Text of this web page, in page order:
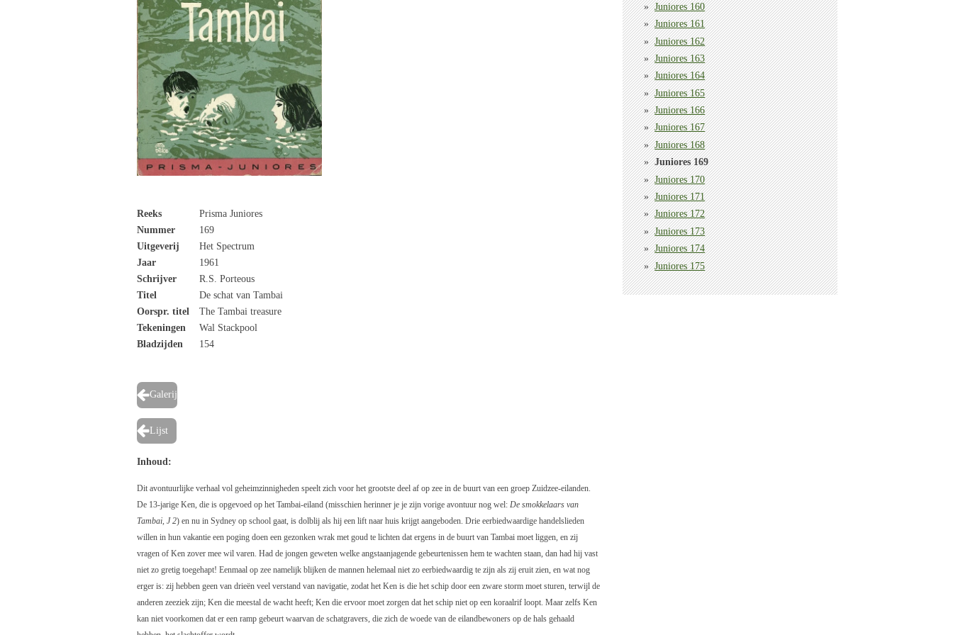
Reeks
Prisma Juniores
Nummer
169
Uitgeverij
Het Spectrum
Jaar
1961
Schrijver
R.S. Porteous
Titel
De schat van Tambai
Oorspr. titel
The Tambai treasure
Tekeningen
Wal Stackpool
Bladzijden
154
Galerij
Lijst
Inhoud:
Dit avontuurlijke verhaal vol geheimzinnigheden speelt zich voor het grootste deel af op zee in de buurt van een groep Zuidzee-eilanden.
De 13-jarige Ken, die is opgevoed op het Tambai-eiland (misschien herinner je je zijn vorige avontuur nog wel: De smokkelaars van
Tambai, J 2) en nu in Sydney op school gaat, is dolblij als hij een lift naar huis krijgt aangeboden. Drie eerbiedwaardige handelslieden
willen in hun vakantie een poging doen een gezonken wrak met goud te lichten dat ergens in de buurt van Tambai moet liggen, en zij
vragen of Ken zover mee wil varen. Had de jongen geweten welke angstaanjagende gebeurtenissen hem te wachten staan, dan had hij vast
niet zo gretig toegehapt! Eenmaal op zee namelijk blijken de mannen helemaal niet zo eerbiedwaardig te zijn als zij eruit zien, en wat nog
erger is: zij hebben geen van drieën veel verstand van navigatie, zodat het Ken is die het schip door een zware storm moet sturen, terwijl de
anderen zeeziek zijn; Ken die meestal de wacht heeft; Ken die ervoor moet zorgen dat het schip niet op een koraalrif loopt. Maar zelfs Ken
kan niet voorkomen dat er een ramp gebeurt waarvan de schatgravers, die zich de woede van de eilandbewoners op de hals gehaald
Juniores 160
Juniores 161
Juniores 162
Juniores 163
Juniores 164
Juniores 165
Juniores 166
Juniores 167
Juniores 168
Juniores 169
Juniores 170
Juniores 171
Juniores 172
Juniores 173
Juniores 174
Juniores 175